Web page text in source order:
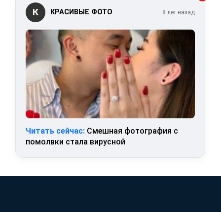
К КРАСИВЫЕ ФОТО 8 лет назад
Читать сейчас: Смешная фотография с
помолвки стала вирусной